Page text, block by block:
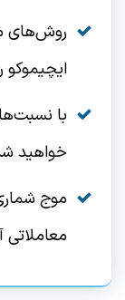
ایچیموکو
با
خواهید
موج